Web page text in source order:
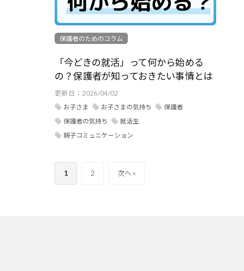
保護者のためのコラム
「今どきの就活」って何から始める
の？保護者が知っておきたい事情とは
更新日： 2026/04/02
お子さま
お子さまの気持ち
保護者
保護者の気持ち
就活生
親子コミュニケーション
投1 2 次へ »